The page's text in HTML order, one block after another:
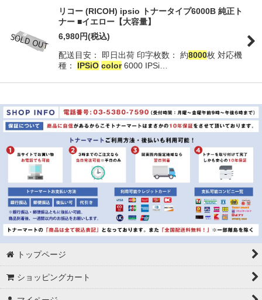
リコー (RICOH) ipsio トナータイプ6000B 純正ト
ナー ■イエロー【大容量】
6,980円(税込)
配送目安： 即日出荷 印字枚数： 約8000枚 対応機
種： IPSiO color6000 IPSi…
トップページ
ショッピングカート